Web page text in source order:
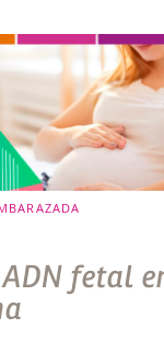
ADN fetal